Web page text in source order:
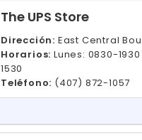
The UPS Store
Dirección: East Central
Horarios: Lunes: 0830-
1530
Teléfono: (407) 872-1057